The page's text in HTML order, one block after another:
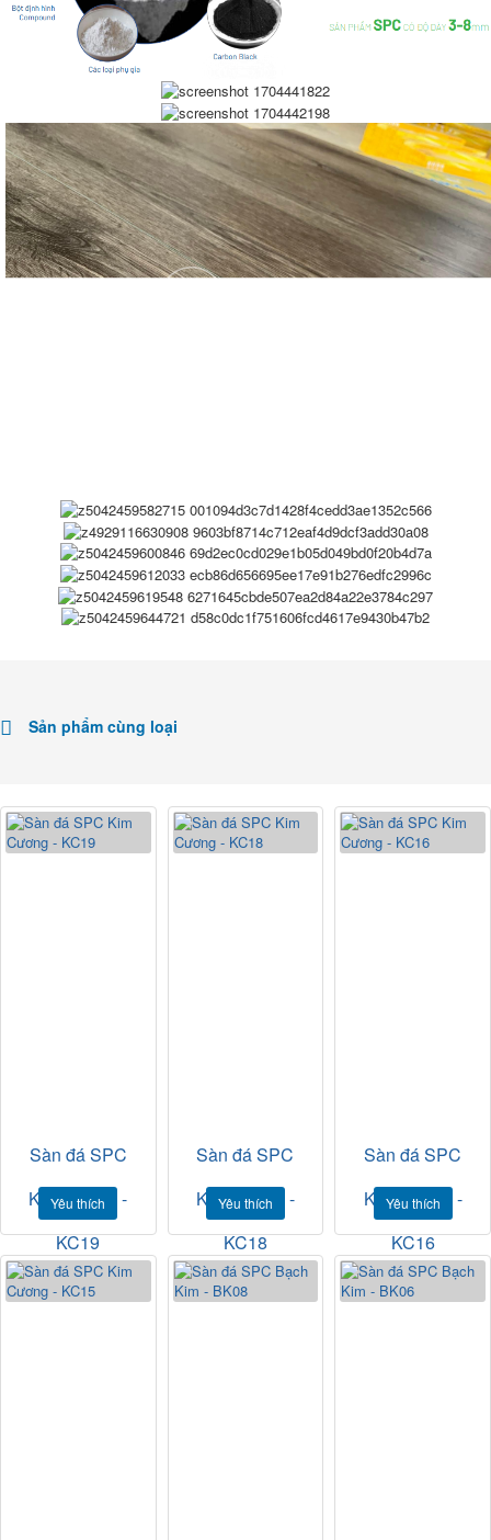
Sản phẩm cùng loại
Sàn đá SPC
Kim Cương -
KC19
Yêu thích
Sàn đá SPC
Kim Cương -
KC18
Yêu thích
Sàn đá SPC
Kim Cương -
KC16
Yêu thích